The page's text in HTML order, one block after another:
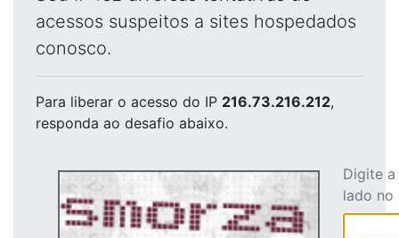
acessos suspeitos a sites hospedados
conosco.
Para liberar o acesso do IP 216.73.216.212,
responda ao desafio abaixo.
Digite
lado no